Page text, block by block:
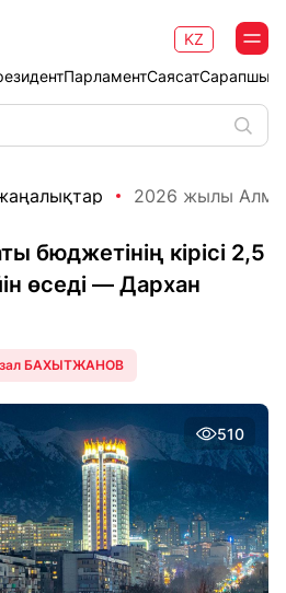
ПарламентСаясат
KZ
2026 жылы
бюджетінің кірісі 2,5
өседі — Дархан
БАХЫТЖАНОВ
510